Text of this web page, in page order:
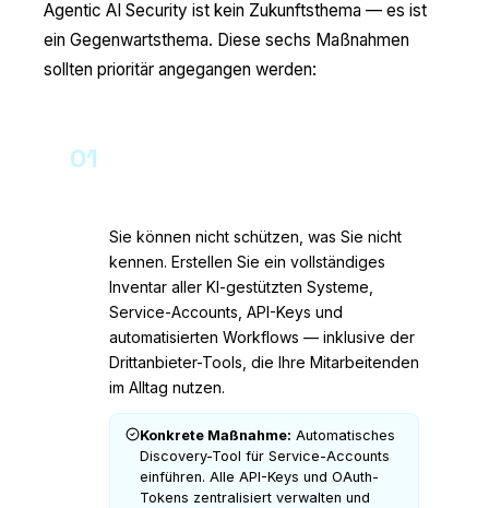
Agentic AI Security ist kein Zukunftsthema — es ist
ein Gegenwartsthema. Diese sechs Maßnahmen
sollten prioritär angegangen werden:
01
Sie können nicht schützen, was Sie nicht
kennen. Erstellen Sie ein vollständiges
Inventar aller KI-gestützten Systeme,
Service-Accounts, API-Keys und
automatisierten Workflows — inklusive der
Drittanbieter-Tools, die Ihre Mitarbeitenden
im Alltag nutzen.
Konkrete Maßnahme: Automatisches
Discovery-Tool für Service-Accounts
einführen. Alle API-Keys und OAuth-
Tokens zentralisiert verwalten und